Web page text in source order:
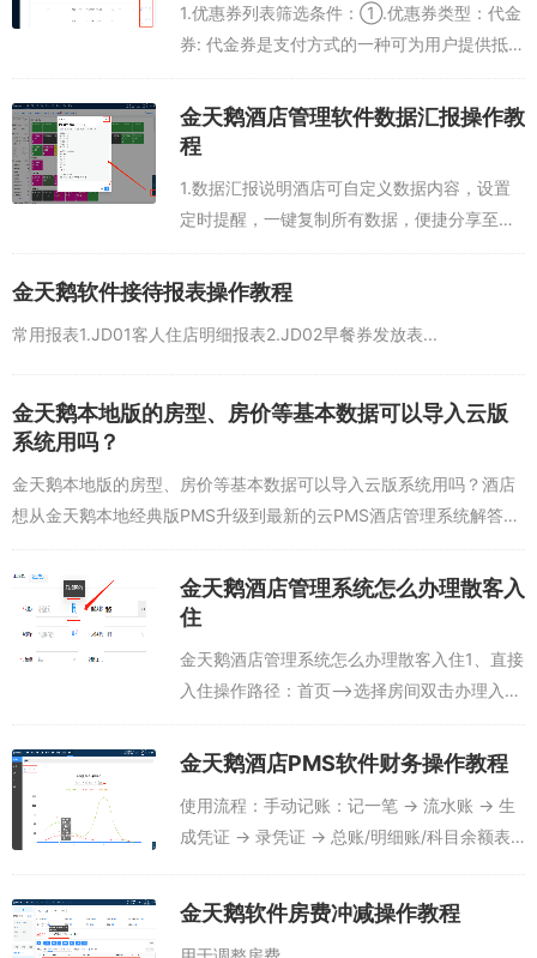
1.优惠券列表筛选条件：①.优惠券类型：代金
券: 代金券是支付方式的一种可为用户提供抵扣
现金服务使用代金券，房费不变可设置满减折
扣券:可为用户提供消费折扣按设定折扣比例折
算房费使用折扣券房价...
金天鹅酒店管理软件数据汇报操作教
程
1.数据汇报说明酒店可自定义数据内容，设置
定时提醒，一键复制所有数据，便捷分享至酒
店内部群，为酒店快速动态决策提供数据支
持，抓住一切机会提高收益。新增公式预期出
金天鹅软件接待报表操作教程
常用报表1.JD01客人住店明细报表2.JD02早餐券发放表...
金天鹅本地版的房型、房价等基本数据可以导入云版
系统用吗？
金天鹅本地版的房型、房价等基本数据可以导入云版系统用吗？酒店
想从金天鹅本地经典版PMS升级到最新的云PMS酒店管理系统解答：
1、金天鹅本地单机版PMS的会员信息、会员余额、会员积分可以导
出按照云PMS...
金天鹅酒店管理系统怎么办理散客入
住
金天鹅酒店管理系统怎么办理散客入住1、直接
入住操作路径：首页—>选择房间双击办理入
住—>输入客人姓名证件号（可点击自动扫描
身份证）—>入住天数—>办理入住。2、预订
金天鹅酒店PMS软件财务操作教程
使用流程：手动记账：记一笔 → 流水账 → 生
成凭证 → 录凭证 → 总账/明细账/科目余额表
→ 总账/明细账/科目余额表 查看1.财务概览通
过收支...
金天鹅软件房费冲减操作教程